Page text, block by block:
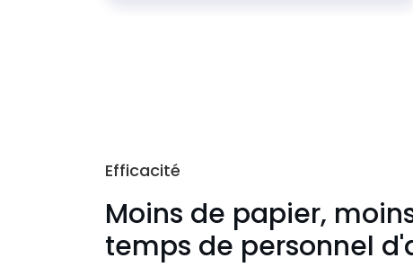
Efficacité
Moins de papier,
temps de personnel